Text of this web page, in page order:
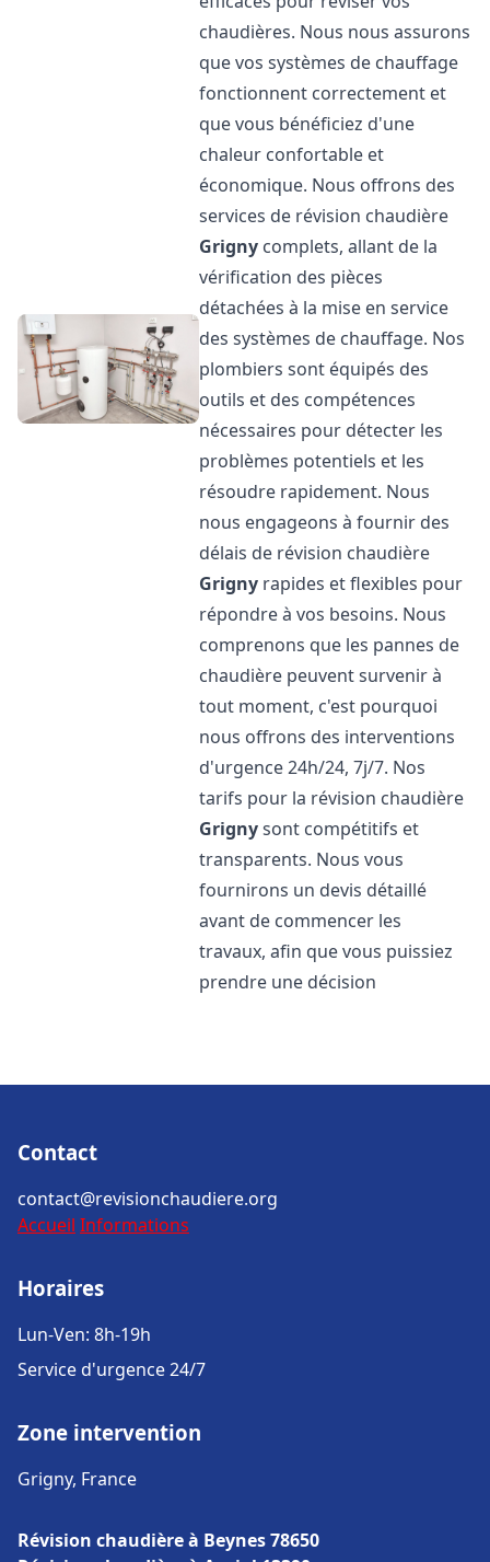
chaudières. Nous nous assurons
que vos systèmes de chauffage
fonctionnent correctement et
que vous bénéficiez d'une
chaleur confortable et
économique. Nous offrons des
services de révision chaudière
Grigny complets, allant de la
vérification des pièces
détachées à la mise en service
des systèmes de chauffage. Nos
plombiers sont équipés des
outils et des compétences
nécessaires pour détecter les
problèmes potentiels et les
résoudre rapidement. Nous
nous engageons à fournir des
délais de révision chaudière
Grigny rapides et flexibles pour
répondre à vos besoins. Nous
comprenons que les pannes de
chaudière peuvent survenir à
tout moment, c'est pourquoi
nous offrons des interventions
d'urgence 24h/24, 7j/7. Nos
tarifs pour la révision chaudière
Grignysont compétitifs et
transparents. Nous vous
fournirons un devis détaillé
avant de commencer les
travaux, afin que vous puissiez
prendre une décision
Contact
contact@revisionchaudiere.org
Accueil Informations
Horaires
Lun-Ven: 8h-19h
Service d'urgence 24/7
Zone intervention
Grigny, France
Révision chaudière à Beynes 78650